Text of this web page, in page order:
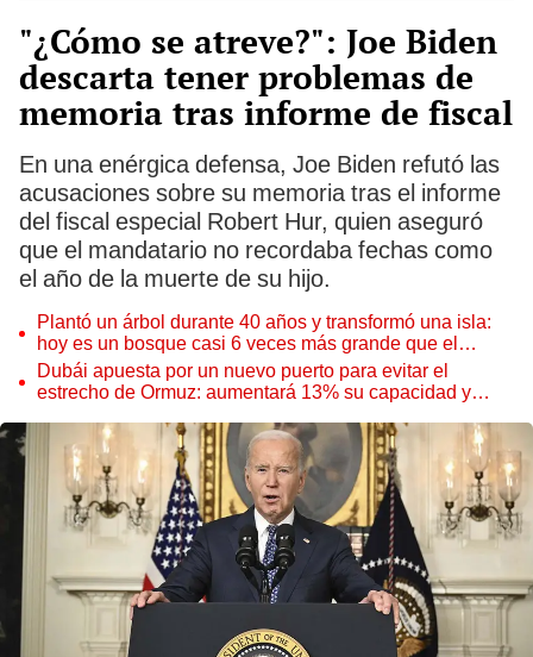
"¿Cómo se atreve?": Joe Biden
descarta tener problemas de
memoria tras informe de fiscal
En una enérgica defensa, Joe Biden refutó las
acusaciones sobre su memoria tras el informe
del fiscal especial Robert Hur, quien aseguró
que el mandatario no recordaba fechas como
el año de la muerte de su hijo.
Plantó un árbol durante 40 años y transformó una isla:
hoy es un bosque casi 6 veces más grande que el
Parque de las Leyendas
Dubái apuesta por un nuevo puerto para evitar el
estrecho de Ormuz: aumentará 13% su capacidad y